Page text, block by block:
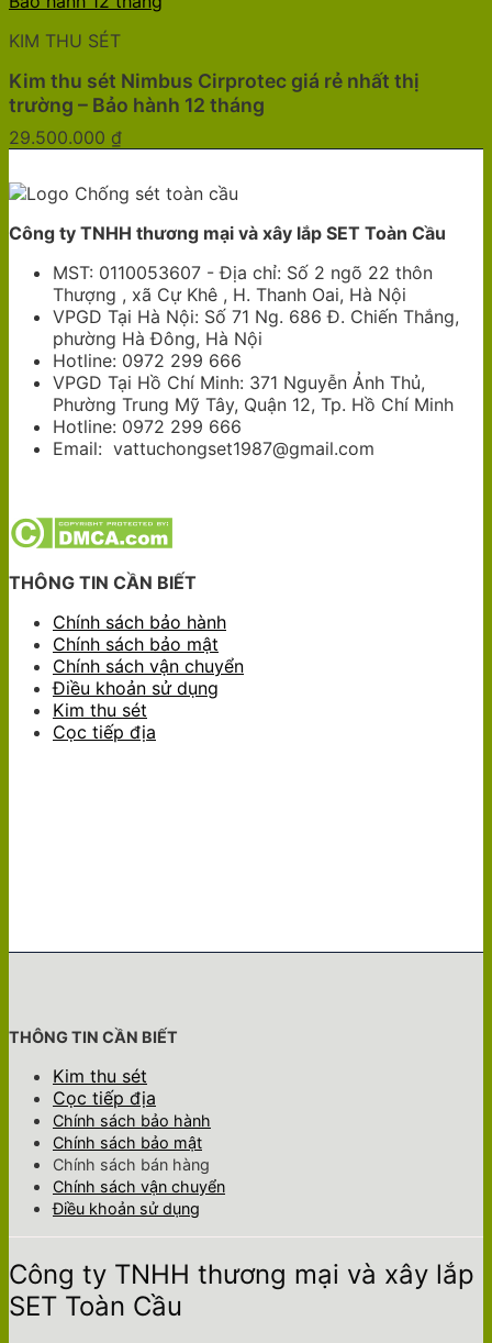
KIM THU SÉT
Kim thu sét Nimbus Cirprotec giá rẻ nhất thị
trường – Bảo hành 12 tháng
29.500.000 ₫
Công ty TNHH thương mại và xây lắp SET Toàn Cầu
MST: 0110053607 - Địa chỉ: Số 2 ngõ 22 thôn
Thượng , xã Cự Khê , H. Thanh Oai, Hà Nội
VPGD Tại Hà Nội: Số 71 Ng. 686 Đ. Chiến Thắng,
phường Hà Đông, Hà Nội
Hotline: 0972 299 666
VPGD Tại Hồ Chí Minh: 371 Nguyễn Ảnh Thủ,
Phường Trung Mỹ Tây, Quận 12, Tp. Hồ Chí Minh
Hotline: 0972 299 666
Email: vattuchongset1987@gmail.com
THÔNG TIN CẦN BIẾT
Chính sách bảo hành
Chính sách bảo mật
Chính sách vận chuyển
Điều khoản sử dụng
Kim thu sét
Cọc tiếp địa
THÔNG TIN CẦN BIẾT
Kim thu sét
Cọc tiếp địa
Chính sách bảo hành
Chính sách bảo mật
Chính sách bán hàng
Chính sách vận chuyển
Điều khoản sử dụng
Công ty TNHH thương mại và xây lắp
SET Toàn Cầu